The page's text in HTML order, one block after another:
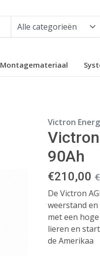
Montagemateriaal
Victron
90Ah
€210,00 €
De Victron
weerstand
met een
lieren en
de Amerikaa